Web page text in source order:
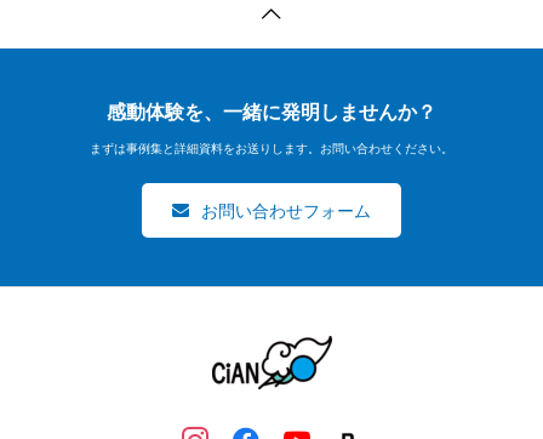
感動体験を、一緒に発明しませんか？
まずは事例集と詳細資料をお送りします。お問い合わせください。
お問い合わせフォーム